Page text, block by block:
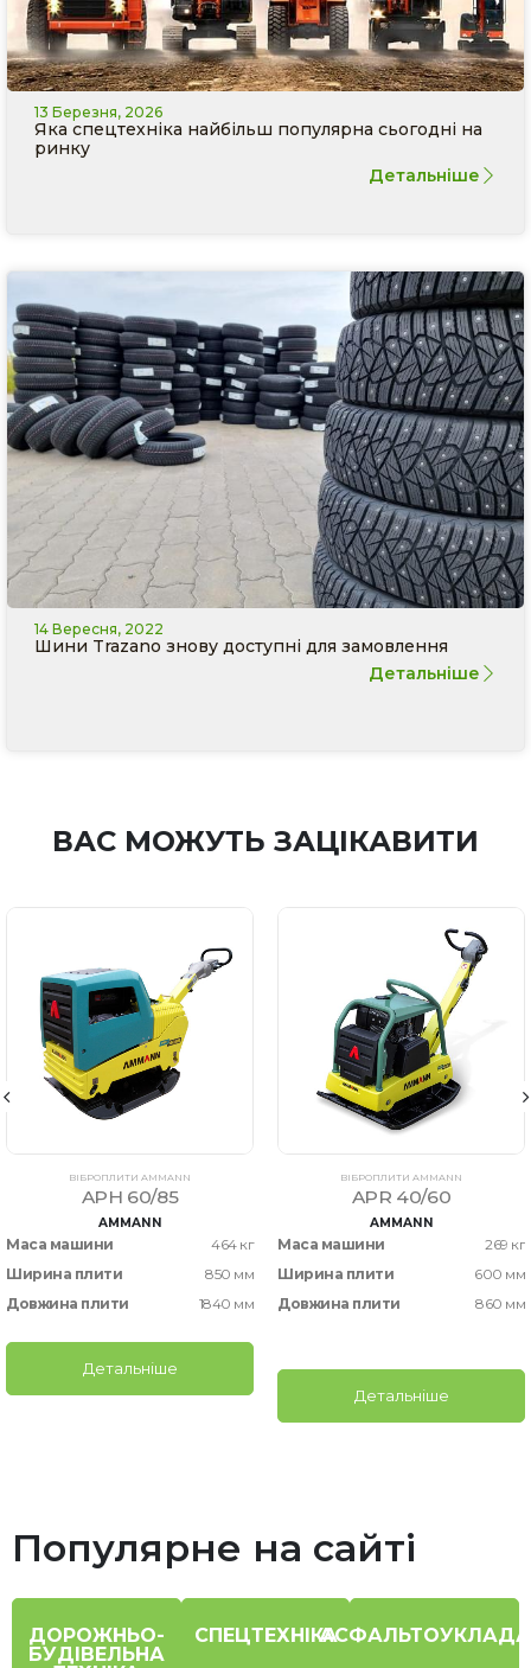
13 Березня, 2026
Яка спецтехніка найбільш популярна сьогодні на
ринку
Детальніше
14 Вересня, 2022
Шини Trazano знову доступні для замовлення
Детальніше
ВАС МОЖУТЬ ЗАЦІКАВИТИ
ВІБРОПЛИТИ AMMANN
APH 60/85
AMMANN
Маса машини
464 кг
Ширина плити
850 мм
Довжина плити
1840 мм
Детальніше
ВІБРОПЛИТИ AMMANN
APR 40/60
AMMANN
Маса машини
269 кг
Ширина плити
600 мм
Довжина плити
860 мм
Детальніше
Популярне на сайті
ДОРОЖНЬО-
БУДІВЕЛЬНА
СПЕЦТЕХНІКА